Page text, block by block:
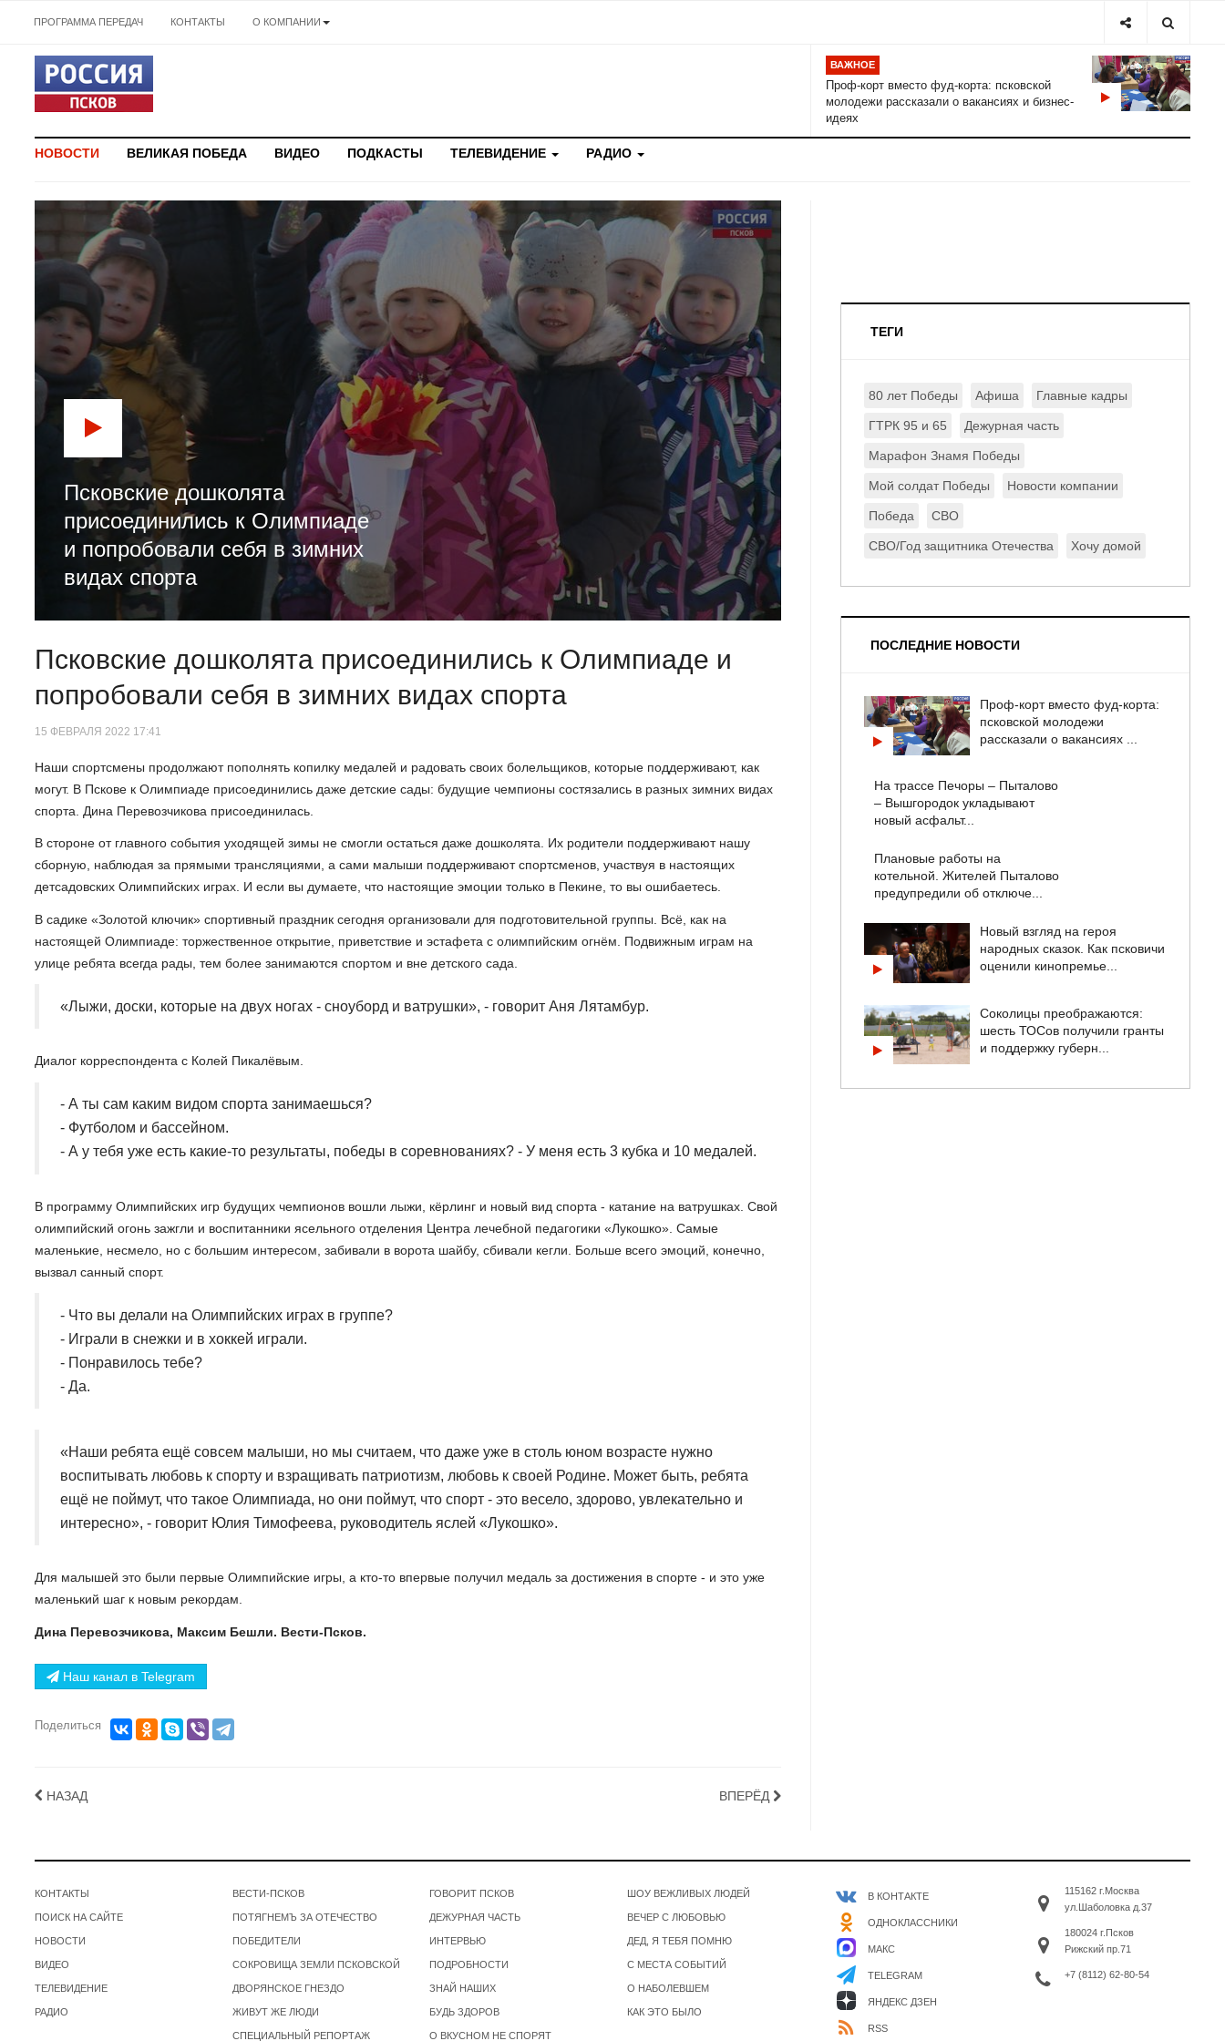
ПРОГРАММА ПЕРЕДАЧ КОНТАКТЫ О КОМПАНИИ
ВАЖНОЕ
Проф-корт вместо фуд-корта: псковской
молодежи рассказали о вакансиях и бизнес-
идеях
НОВОСТИ ВЕЛИКАЯ ПОБЕДА ВИДЕО ПОДКАСТЫ ТЕЛЕВИДЕНИЕ РАДИО
Псковские дошколята
присоединились к Олимпиаде
и попробовали себя в зимних
видах спорта
Псковские дошколята присоединились к Олимпиаде и
попробовали себя в зимних видах спорта
15 ФЕВРАЛЯ 2022 17:41
Наши спортсмены продолжают пополнять копилку медалей и радовать своих болельщиков, которые поддерживают, как
могут. В Пскове к Олимпиаде присоединились даже детские сады: будущие чемпионы состязались в разных зимних видах
спорта. Дина Перевозчикова присоединилась.
В стороне от главного события уходящей зимы не смогли остаться даже дошколята. Их родители поддерживают нашу
сборную, наблюдая за прямыми трансляциями, а сами малыши поддерживают спортсменов, участвуя в настоящих
детсадовских Олимпийских играх. И если вы думаете, что настоящие эмоции только в Пекине, то вы ошибаетесь.
В садике «Золотой ключик» спортивный праздник сегодня организовали для подготовительной группы. Всё, как на
настоящей Олимпиаде: торжественное открытие, приветствие и эстафета с олимпийским огнём. Подвижным играм на
улице ребята всегда рады, тем более занимаются спортом и вне детского сада.
«Лыжи, доски, которые на двух ногах - сноуборд и ватрушки», - говорит Аня Лятамбур.
Диалог корреспондента с Колей Пикалёвым.
- А ты сам каким видом спорта занимаешься?
- Футболом и бассейном.
- А у тебя уже есть какие-то результаты, победы в соревнованиях? - У меня есть 3 кубка и 10 медалей.
В программу Олимпийских игр будущих чемпионов вошли лыжи, кёрлинг и новый вид спорта - катание на ватрушках. Свой
олимпийский огонь зажгли и воспитанники ясельного отделения Центра лечебной педагогики «Лукошко». Самые
маленькие, несмело, но с большим интересом, забивали в ворота шайбу, сбивали кегли. Больше всего эмоций, конечно,
вызвал санный спорт.
- Что вы делали на Олимпийских играх в группе?
- Играли в снежки и в хоккей играли.
- Понравилось тебе?
- Да.
«Наши ребята ещё совсем малыши, но мы считаем, что даже уже в столь юном возрасте нужно
воспитывать любовь к спорту и взращивать патриотизм, любовь к своей Родине. Может быть, ребята
ещё не поймут, что такое Олимпиада, но они поймут, что спорт - это весело, здорово, увлекательно и
интересно», - говорит Юлия Тимофеева, руководитель яслей «Лукошко».
Для малышей это были первые Олимпийские игры, а кто-то впервые получил медаль за достижения в спорте - и это уже
маленький шаг к новым рекордам.
Дина Перевозчикова, Максим Бешли. Вести-Псков.
Наш канал в Telegram
Поделиться
НАЗАД ВПЕРЁД
ТЕГИ
80 лет Победы Афиша Главные кадры
ГТРК 95 и 65 Дежурная часть
Марафон Знамя Победы
Мой солдат Победы Новости компании
Победа СВО
СВО/Год защитника Отечества Хочу домой
ПОСЛЕДНИЕ НОВОСТИ
Проф-корт вместо фуд-корта:
псковской молодежи
рассказали о вакансиях ...
На трассе Печоры – Пыталово
– Вышгородок укладывают
новый асфальт...
Плановые работы на
котельной. Жителей Пыталово
предупредили об отключе...
Новый взгляд на героя
народных сказок. Как псковичи
оценили кинопремье...
Соколицы преображаются:
шесть ТОСов получили гранты
и поддержку губерн...
КОНТАКТЫ
ПОИСК НА САЙТЕ
НОВОСТИ
ВИДЕО
ТЕЛЕВИДЕНИЕ
РАДИО
ВЕСТИ-ПСКОВ
ПОТЯГНЕМЪ ЗА ОТЕЧЕСТВО
ПОБЕДИТЕЛИ
СОКРОВИЩА ЗЕМЛИ ПСКОВСКОЙ
ДВОРЯНСКОЕ ГНЕЗДО
ЖИВУТ ЖЕ ЛЮДИ
СПЕЦИАЛЬНЫЙ РЕПОРТАЖ
ГОВОРИТ ПСКОВ
ДЕЖУРНАЯ ЧАСТЬ
ИНТЕРВЬЮ
ПОДРОБНОСТИ
ЗНАЙ НАШИХ
БУДЬ ЗДОРОВ
О ВКУСНОМ НЕ СПОРЯТ
ШОУ ВЕЖЛИВЫХ ЛЮДЕЙ
ВЕЧЕР С ЛЮБОВЬЮ
ДЕД, Я ТЕБЯ ПОМНЮ
С МЕСТА СОБЫТИЙ
О НАБОЛЕВШЕМ
КАК ЭТО БЫЛО
В КОНТАКТЕ
ОДНОКЛАССНИКИ
МАКС
TELEGRAM
ЯНДЕКС ДЗЕН
RSS
115162 г.Москва
ул.Шаболовка д.37
180024 г.Псков
Рижский пр.71
+7 (8112) 62-80-54